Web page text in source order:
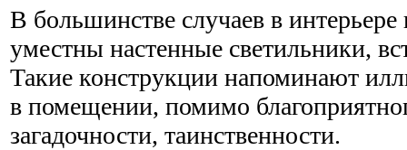
В большинстве случаев в
уместны настенные светильники,
Такие конструкции напоминают
в помещении, помимо
загадочности, таинственности.